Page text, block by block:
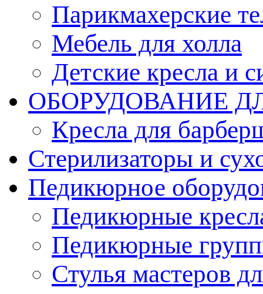
Парикмахерские
Мебель для холла
Детские кресла и
ОБОРУДОВАНИЕ
Кресла для
Стерилизаторы и
Педикюрное
Педикюрные
Педикюрные
Стулья мастеров